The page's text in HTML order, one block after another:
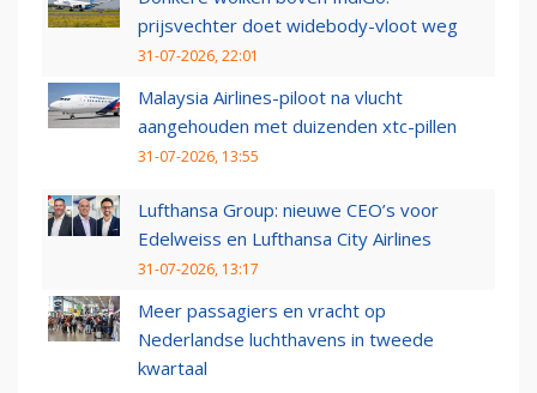
prijsvechter doet widebody-vloot weg
31-07-2026, 22:01
Malaysia Airlines-piloot na vlucht
aangehouden met duizenden xtc-pillen
31-07-2026, 13:55
Lufthansa Group: nieuwe CEO’s voor
Edelweiss en Lufthansa City Airlines
31-07-2026, 13:17
Meer passagiers en vracht op
Nederlandse luchthavens in tweede
kwartaal